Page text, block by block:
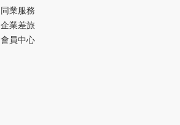
同業服務
企業差旅
會員中心